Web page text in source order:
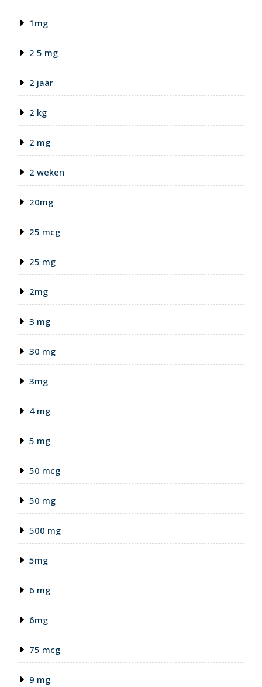
1mg
2 5 mg
2 jaar
2 kg
2 mg
2 weken
20mg
25 mcg
25 mg
2mg
3 mg
30 mg
3mg
4 mg
5 mg
50 mcg
50 mg
500 mg
5mg
6 mg
6mg
75 mcg
9 mg